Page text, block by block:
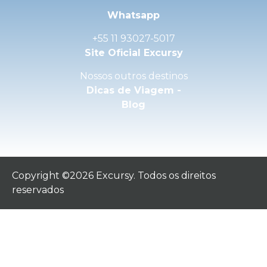
Whatsapp
+55 11 93027-5017
Site Oficial Excursy
Nossos outros destinos
Dicas de Viagem -
Blog
Copyright ©2026 Excursy. Todos os direitos
reservados